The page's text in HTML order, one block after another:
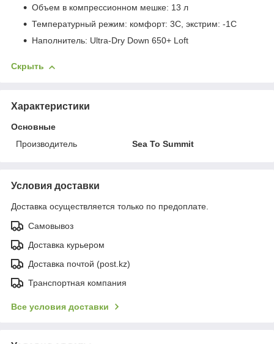
Объем в компрессионном мешке: 13 л
Температурный режим: комфорт: 3С, экстрим: -1С
Наполнитель: Ultra-Dry Down 650+ Loft
Скрыть
Характеристики
Основные
Производитель
Sea To Summit
Условия доставки
Доставка осуществляется только по предоплате.
Самовывоз
Доставка курьером
Доставка почтой (post.kz)
Транспортная компания
Все условия доставки